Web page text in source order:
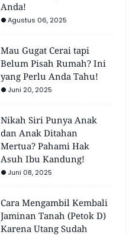
Anda!
Agustus 06, 2025
Mau Gugat Cerai tapi
Belum Pisah Rumah? Ini
yang Perlu Anda Tahu!
Juni 20, 2025
Nikah Siri Punya Anak
dan Anak Ditahan
Mertua? Pahami Hak
Asuh Ibu Kandung!
Juni 08, 2025
Cara Mengambil Kembali
Jaminan Tanah (Petok D)
Karena Utang Sudah